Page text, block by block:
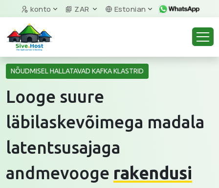
konto ZAR Estonian
NÕUDMISEL HALLATAVAD KAFKA KLASTRID
Looge suure
läbilaskevõimega madala
latentsusajaga
andmevooge rakendusi